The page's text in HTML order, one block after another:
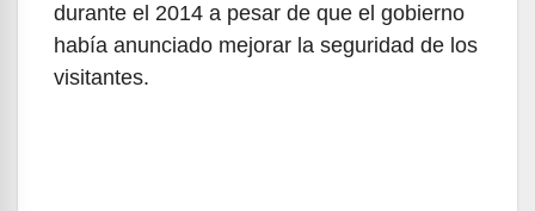
durante el 2014 a pesar de que el gobierno
había anunciado mejorar la seguridad de los
visitantes.